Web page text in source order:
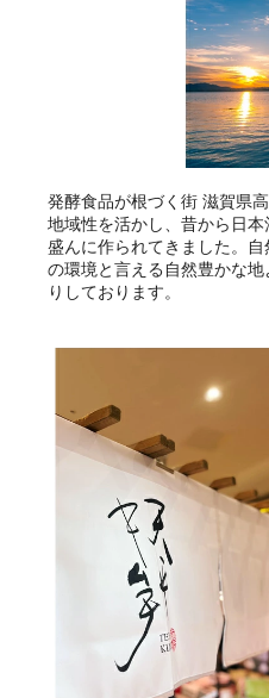
発酵食品が根づく街 滋賀県
地域性を活かし、昔から日
盛んに作られてきました。
の環境と言える自然豊かな
りしております。